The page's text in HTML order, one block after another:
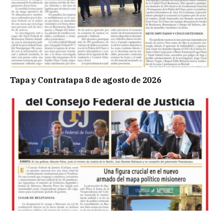
Tapa y Contratapa 8 de agosto de 2026